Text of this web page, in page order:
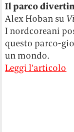
Il parco
Alex Hoban su
I nordcoreani
questo parco-
un mondo.
Leggi l’articolo